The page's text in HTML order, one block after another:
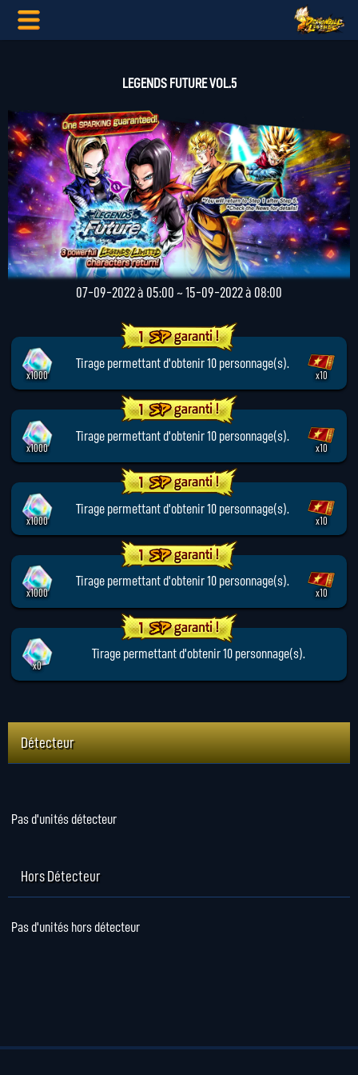
LEGENDS FUTURE VOL.5
07-09-2022 à 05:00 ~ 15-09-2022 à 08:00
x1000
Tirage permettant d'obtenir 10 personnage(s).
x10
x1000
Tirage permettant d'obtenir 10 personnage(s).
x10
x1000
Tirage permettant d'obtenir 10 personnage(s).
x10
x1000
Tirage permettant d'obtenir 10 personnage(s).
x10
x0
Tirage permettant d'obtenir 10 personnage(s).
Détecteur
Pas d'unités détecteur
Hors Détecteur
Pas d'unités hors détecteur